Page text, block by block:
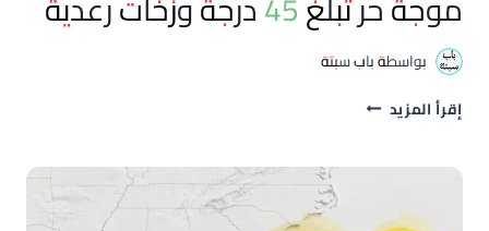
بواسطةباب سبتة
إقرأ المزيد حالة
اليوم
موجة